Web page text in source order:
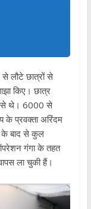
लौटे छात्रों से
किए। छात्र
से थे। 6000 से
के प्रवक्ता अरिंदम
के बाद से कुल
गंगा के तहत
ला चुकी हैं।